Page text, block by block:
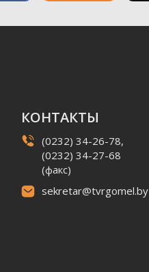
КОНТАКТЫ
(0232) 34-26-78,
(0232) 34-27-68
(факс)
sekretar@tvrgomel.by